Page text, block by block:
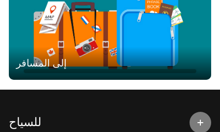
إلى المسافر
للسياح